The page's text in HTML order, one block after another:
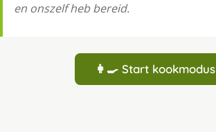
en onszelf heb bereid.
👩‍🍳 Start kookmodus